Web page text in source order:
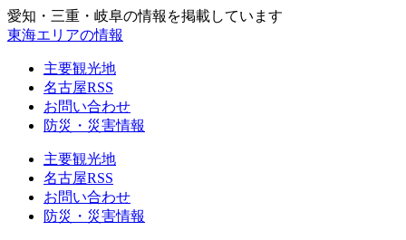
愛知・三重・岐阜の情報を掲載しています
東海エリアの情報
主要観光地
名古屋RSS
お問い合わせ
防災・災害情報
主要観光地
名古屋RSS
お問い合わせ
防災・災害情報